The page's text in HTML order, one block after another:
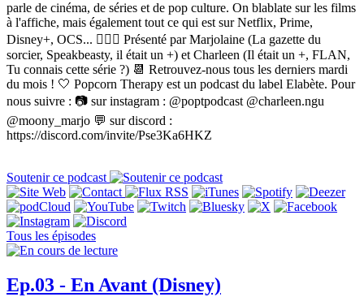
parle de cinéma, de séries et de pop culture. On blablate sur les films
à l'affiche, mais également tout ce qui est sur Netflix, Prime,
Disney+, OCS... 🙋🏼‍♀️ Présenté par Marjolaine (La gazette du
sorcier, Speakbeasty, il était un +) et Charleen (Il était un +, FLAN,
Tu connais cette série ?) 📆 Retrouvez-nous tous les derniers mardi
du mois ! 🤍 Popcorn Therapy est un podcast du label Elabète. Pour
nous suivre : 📷 sur instagram : @poptpodcast @charleen.ngu
@moony_marjo 💬 sur discord :
https://discord.com/invite/Pse3Ka6HKZ
Soutenir ce podcast
Tous les épisodes
Ep.03 - En Avant (Disney)